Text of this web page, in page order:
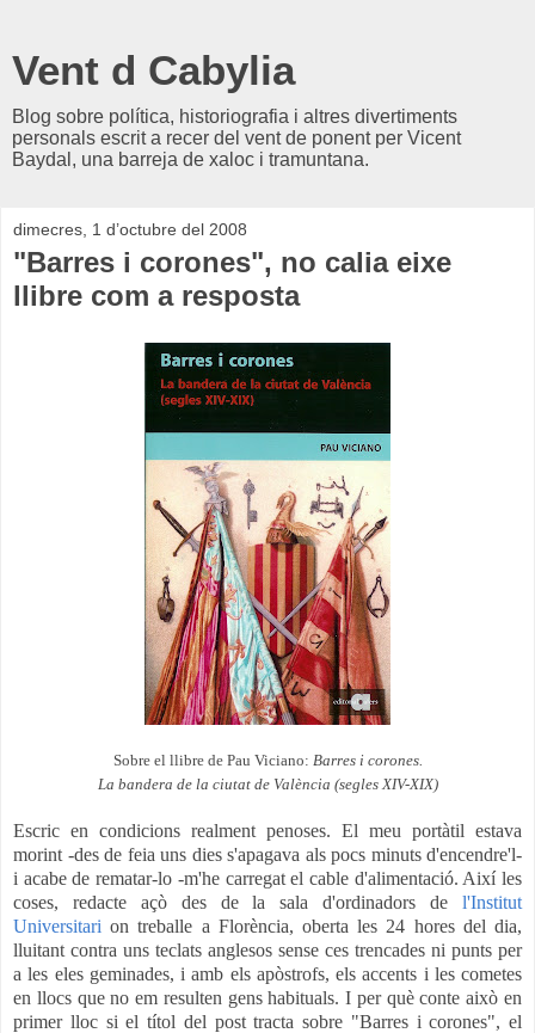
Vent d Cabylia
Blog sobre política, historiografia i altres divertiments
personals escrit a recer del vent de ponent per Vicent
Baydal, una barreja de xaloc i tramuntana.
dimecres, 1 d’octubre del 2008
"Barres i corones", no calia eixe
llibre com a resposta
Sobre el llibre de Pau Viciano: Barres i corones.
La bandera de la ciutat de València (segles XIV-XIX)
Escric en condicions realment penoses. El meu portàtil estava
morint -des de feia uns dies s'apagava als pocs minuts d'encendre'l-
i acabe de rematar-lo -m'he carregat el cable d'alimentació. Així les
coses, redacte açò des de la sala d'ordinadors de l'Institut
Universitari on treballe a Florència, oberta les 24 hores del dia,
lluitant contra uns teclats anglesos sense ces trencades ni punts per
a les eles geminades, i amb els apòstrofs, els accents i les cometes
en llocs que no em resulten gens habituals. I per què conte això en
primer lloc si el títol del post tracta sobre "Barres i corones", el